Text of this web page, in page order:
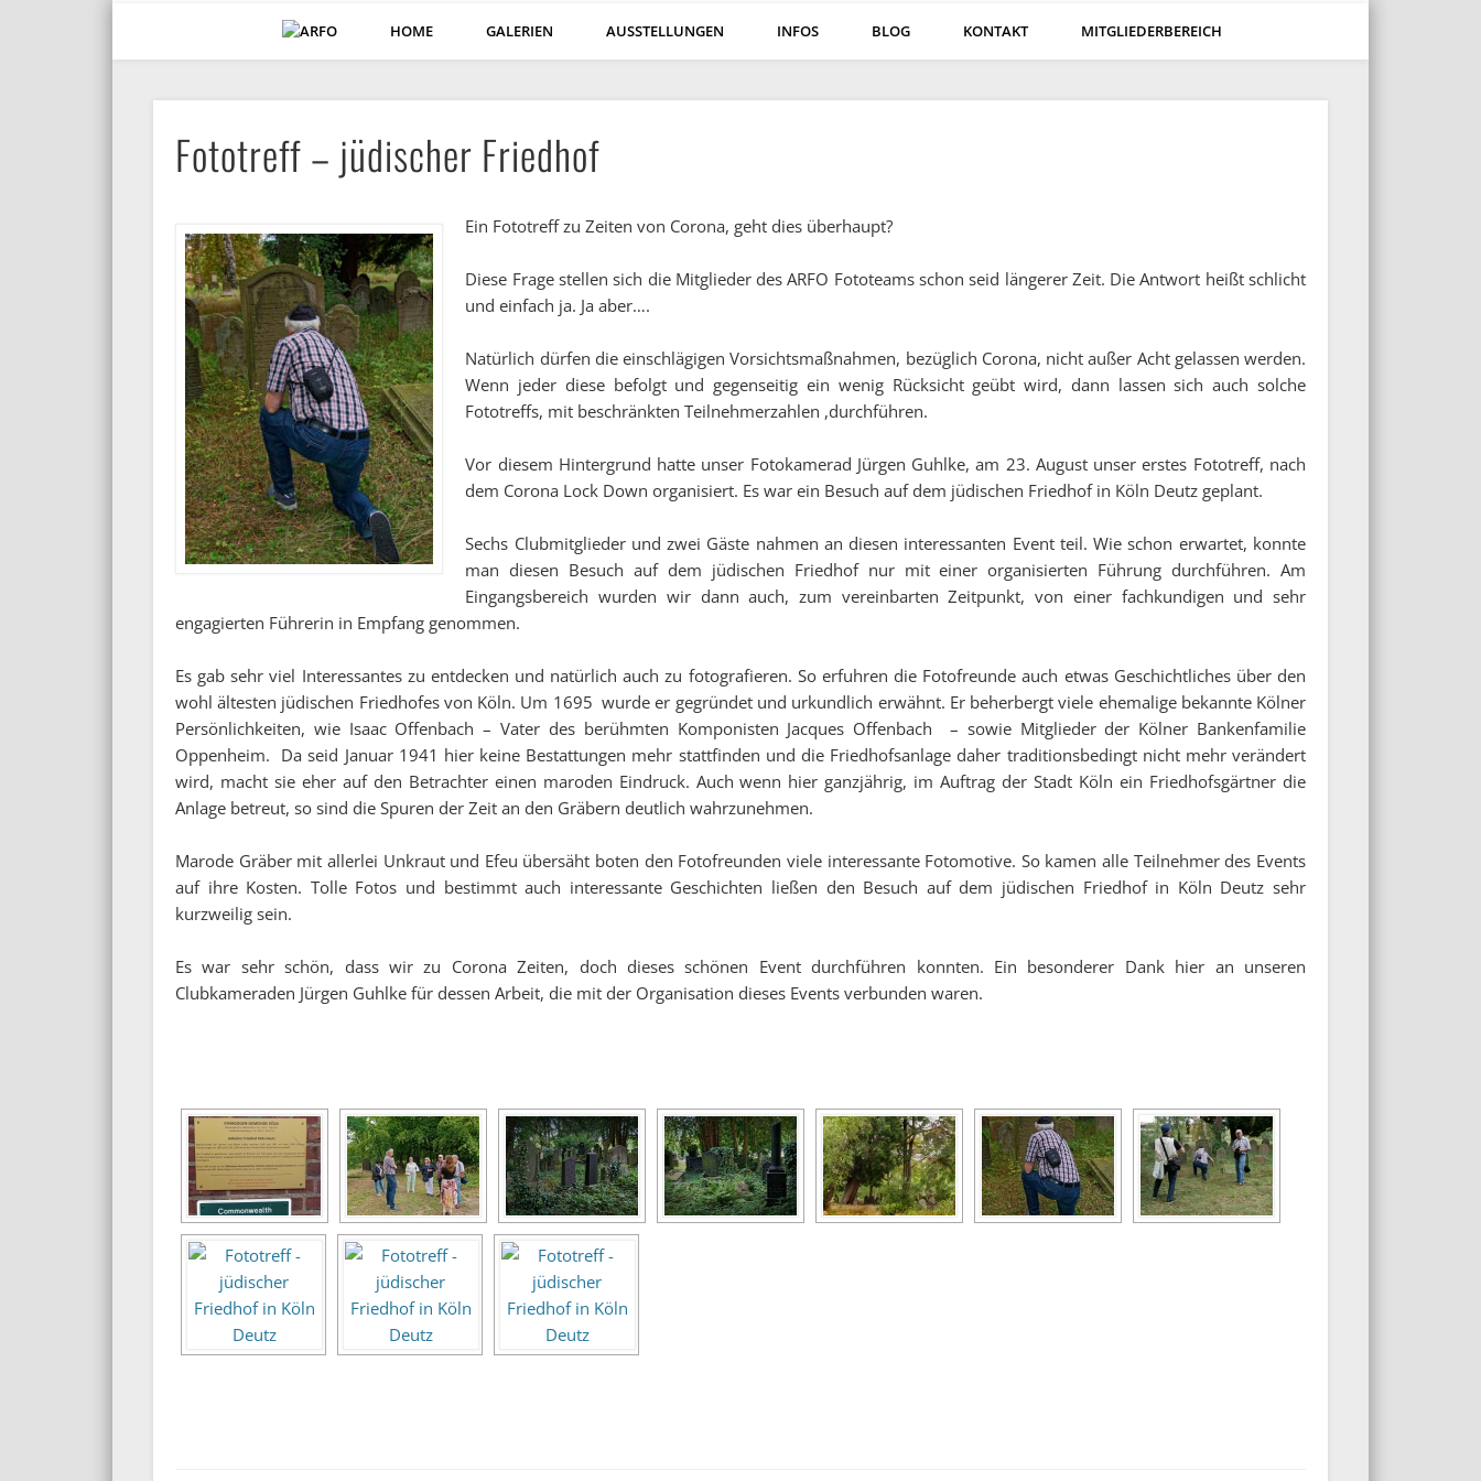
HOME GALERIEN AUSSTELLUNGEN INFOS BLOG KONTAKT MITGLIEDERBEREICH
Fototreff – jüdischer Friedhof
Ein Fototreff zu Zeiten von Corona, geht dies überhaupt?
Diese Frage stellen sich die Mitglieder des ARFO Fototeams schon seid längerer Zeit. Die Antwort heißt schlicht
und einfach ja. Ja aber….
Natürlich dürfen die einschlägigen Vorsichtsmaßnahmen, bezüglich Corona, nicht außer Acht gelassen werden.
Wenn jeder diese befolgt und gegenseitig ein wenig Rücksicht geübt wird, dann lassen sich auch solche
Fototreffs, mit beschränkten Teilnehmerzahlen ,durchführen.
Vor diesem Hintergrund hatte unser Fotokamerad Jürgen Guhlke, am 23. August unser erstes Fototreff, nach
dem Corona Lock Down organisiert. Es war ein Besuch auf dem jüdischen Friedhof in Köln Deutz geplant.
Sechs Clubmitglieder und zwei Gäste nahmen an diesen interessanten Event teil. Wie schon erwartet, konnte
man diesen Besuch auf dem jüdischen Friedhof nur mit einer organisierten Führung durchführen. Am
Eingangsbereich wurden wir dann auch, zum vereinbarten Zeitpunkt, von einer fachkundigen und sehr
engagierten Führerin in Empfang genommen.
Es gab sehr viel Interessantes zu entdecken und natürlich auch zu fotografieren. So erfuhren die Fotofreunde auch etwas Geschichtliches über den
wohl ältesten jüdischen Friedhofes von Köln. Um 1695 wurde er gegründet und urkundlich erwähnt. Er beherbergt viele ehemalige bekannte Kölner
Persönlichkeiten, wie Isaac Offenbach – Vater des berühmten Komponisten Jacques Offenbach – sowie Mitglieder der Kölner Bankenfamilie
Oppenheim. Da seid Januar 1941 hier keine Bestattungen mehr stattfinden und die Friedhofsanlage daher traditionsbedingt nicht mehr verändert
wird, macht sie eher auf den Betrachter einen maroden Eindruck. Auch wenn hier ganzjährig, im Auftrag der Stadt Köln ein Friedhofsgärtner die
Anlage betreut, so sind die Spuren der Zeit an den Gräbern deutlich wahrzunehmen.
Marode Gräber mit allerlei Unkraut und Efeu übersäht boten den Fotofreunden viele interessante Fotomotive. So kamen alle Teilnehmer des Events
auf ihre Kosten. Tolle Fotos und bestimmt auch interessante Geschichten ließen den Besuch auf dem jüdischen Friedhof in Köln Deutz sehr
kurzweilig sein.
Es war sehr schön, dass wir zu Corona Zeiten, doch dieses schönen Event durchführen konnten. Ein besonderer Dank hier an unseren
Clubkameraden Jürgen Guhlke für dessen Arbeit, die mit der Organisation dieses Events verbunden waren.